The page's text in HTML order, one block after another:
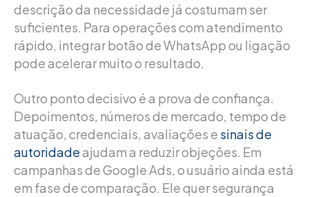
descrição da necessidade já costumam ser
suficientes. Para operações com atendimento
rápido, integrar botão de WhatsApp ou ligação
pode acelerar muito o resultado.
Outro ponto decisivo é a prova de confiança.
Depoimentos, números de mercado, tempo de
atuação, credenciais, avaliações e sinais de
autoridadeajudam a reduzir objeções. Em
campanhas de Google Ads, o usuário ainda está
em fase de comparação. Ele quer segurança